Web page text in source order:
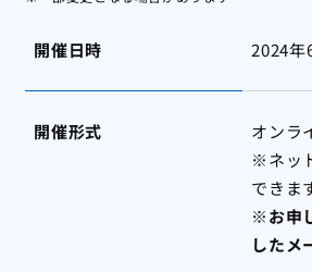
開催日時 2024
開催形式
オンラ
※ネッ
できま
※お申
したメ